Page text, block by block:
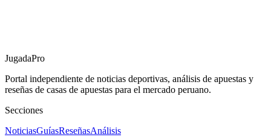
JugadaPro
Portal independiente de noticias deportivas, análisis de apuestas y
reseñas de casas de apuestas para el mercado peruano.
Secciones
NoticiasGuíasReseñasAnálisis